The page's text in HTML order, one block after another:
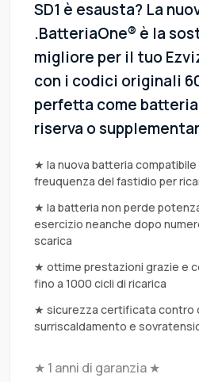
SD1 è esausta? La
.BatteriaOne® è la
migliore per il tuo
con i codici originali
perfetta come
riserva o
★ la nuova batteria
freuquenza del fastidio per
★ la batteria non perde
esercizio neanche dopo
scarica
★ ottime prestazioni grazie e
fino a 1000 cicli di ricarica
★ sicurezza certificata contro
surriscaldamento e
★ 1 anni di garanzia ★